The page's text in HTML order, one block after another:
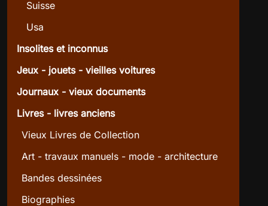
Suisse
Usa
Insolites et inconnus
Jeux - jouets - vieilles voitures
Journaux - vieux documents
Livres - livres anciens
Vieux Livres de Collection
Art - travaux manuels - mode - architecture
Bandes dessinées
Biographies